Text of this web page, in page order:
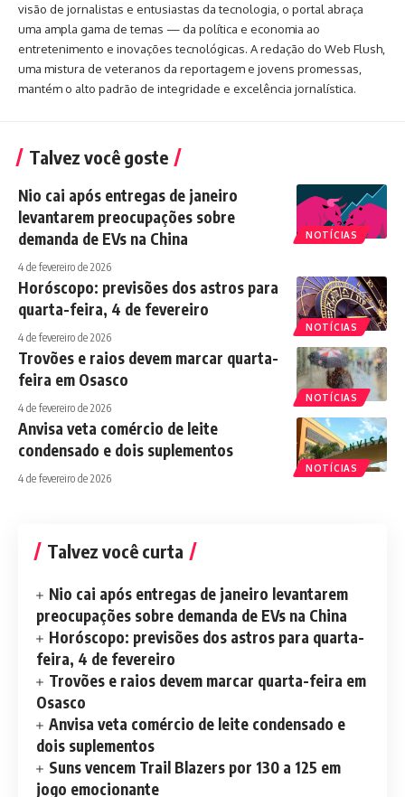
visão de jornalistas e entusiastas da tecnologia, o portal abraça
uma ampla gama de temas — da política e economia ao
entretenimento e inovações tecnológicas. A redação do Web Flush,
uma mistura de veteranos da reportagem e jovens promessas,
mantém o alto padrão de integridade e excelência jornalística.
Talvez você goste
NOTÍCIAS
Nio cai após entregas de janeiro
levantarem preocupações sobre
demanda de EVs na China
4 de fevereiro de 2026
NOTÍCIAS
Horóscopo: previsões dos astros para
quarta-feira, 4 de fevereiro
4 de fevereiro de 2026
NOTÍCIAS
Trovões e raios devem marcar quarta-
feira em Osasco
4 de fevereiro de 2026
NOTÍCIAS
Anvisa veta comércio de leite
condensado e dois suplementos
4 de fevereiro de 2026
Talvez você curta
Nio cai após entregas de janeiro levantarem
preocupações sobre demanda de EVs na China
Horóscopo: previsões dos astros para quarta-
feira, 4 de fevereiro
Trovões e raios devem marcar quarta-feira em
Osasco
Anvisa veta comércio de leite condensado e
dois suplementos
Suns vencem Trail Blazers por 130 a 125 em
jogo emocionante